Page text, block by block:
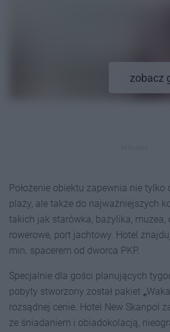
zobacz
Położenie obiektu zapewnia nie tylko
plaży, ale także do najważniejszych
takich jak starówka, bazylika, muzea,
rowerowe, port jachtowy. Hotel
min. spacerem od dworca PKP.
Specjalnie dla gości planujących
pobyty stworzony został pakiet „
rozsądnej cenie. Hotel New Skanpol
ze śniadaniem i obiadokolacją,